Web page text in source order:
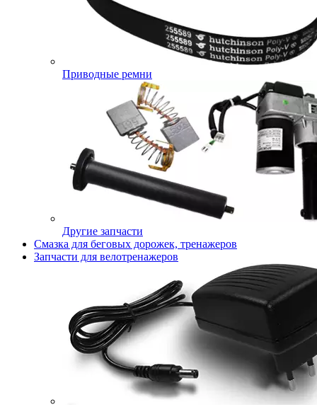
Приводные ремни
Другие запчасти
Смазка для беговых дорожек, тренажеров
Запчасти для велотренажеров